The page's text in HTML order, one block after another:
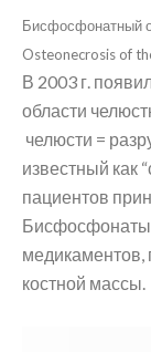
Бисфосфонатный
Osteonecrosis of
В 2003 г.
области
челюсти =
известный как
пациентов
Бисфосфонаты
медикаментов,
костной массы.